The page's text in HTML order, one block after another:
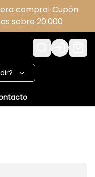
compra! Cupón:
sobre 20.000
Login